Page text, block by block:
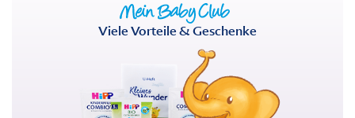
Viele Vorteile & Geschenke